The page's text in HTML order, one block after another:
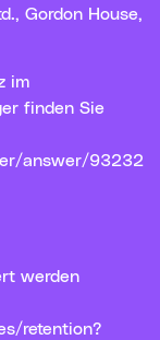
Gordon House,
im
finden Sie
answer/93232
werden
retention?